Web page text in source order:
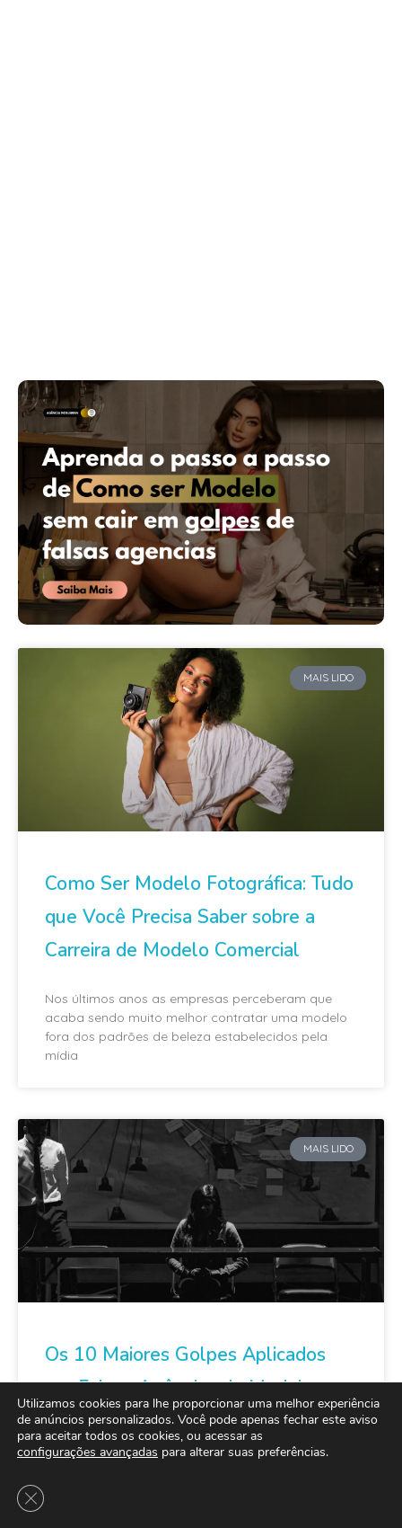
MAIS LIDO
Como Ser Modelo Fotográfica: Tudo
que Você Precisa Saber sobre a
Carreira de Modelo Comercial
Nos últimos anos as empresas perceberam que
acaba sendo muito melhor contratar uma modelo
fora dos padrões de beleza estabelecidos pela
mídia
MAIS LIDO
Os 10 Maiores Golpes Aplicados
por Falsas Agências de Modelo
Encontrei o golpe mais absurdo de todos, enquanto
eu estive infiltrado em várias agências de modelo
Utilizamos cookies para lhe proporcionar uma melhor experiência
de anúncios personalizados. Você pode apenas fechar este aviso
para aceitar todos os cookies, ou acessar as
configurações avançadas para alterar suas preferências.
Close GDPR Cookie Banner